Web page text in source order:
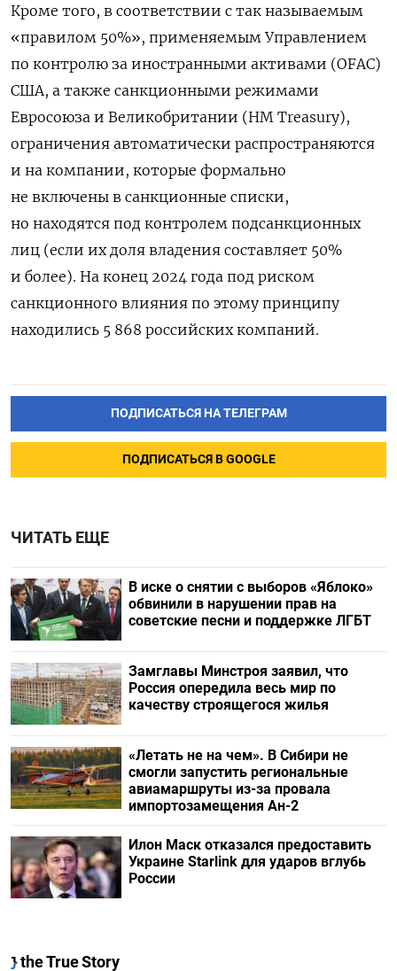
Кроме того, в соответствии с так называемым
«правилом 50%», применяемым Управлением
по контролю за иностранными активами (OFAC)
США, а также санкционными режимами
Евросоюза и Великобритании (HM Treasury),
ограничения автоматически распространяются
и на компании, которые формально
не включены в санкционные списки,
но находятся под контролем подсанкционных
лиц (если их доля владения составляет 50%
и более). На конец 2024 года под риском
санкционного влияния по этому принципу
находились 5 868 российских компаний.
ПОДПИСАТЬСЯ НА ТЕЛЕГРАМ
ПОДПИСАТЬСЯ В GOOGLE
ЧИТАТЬ ЕЩЕ
В иске о снятии с выборов «Яблоко»
обвинили в нарушении прав на
советские песни и поддержке ЛГБТ
Замглавы Минстроя заявил, что
Россия опередила весь мир по
качеству строящегося жилья
«Летать не на чем». В Сибири не
смогли запустить региональные
авиамаршруты из-за провала
импортозамещения Ан-2
Илон Маск отказался предоставить
Украине Starlink для ударов вглубь
России